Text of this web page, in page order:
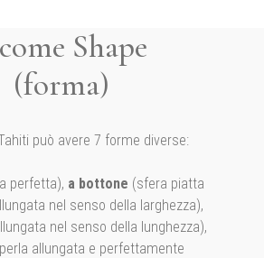
Shape
(forma)
può avere 7 forme diverse:
perfetta), a bottone (sfera piatta
nel senso della larghezza),
nel senso della lunghezza),
allungata e perfettamente